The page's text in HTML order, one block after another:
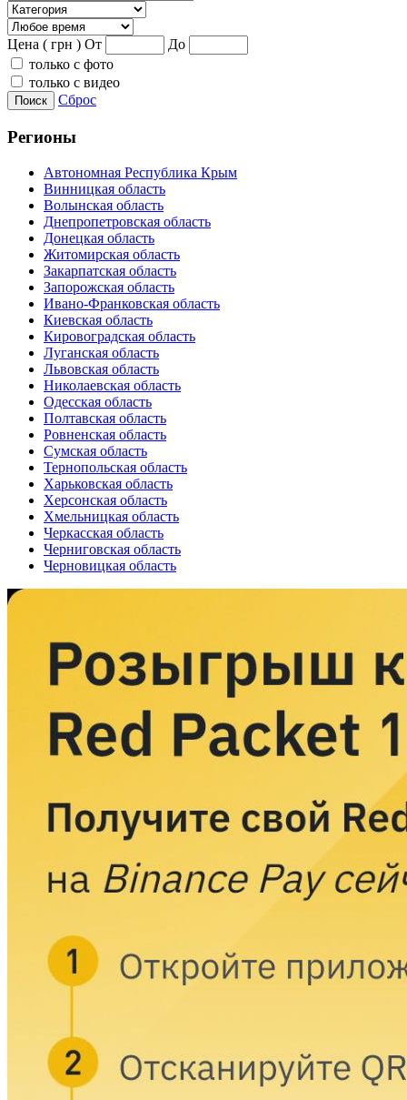
Цена ( грн ) От
До
только с фото
только с видео
Поиск Сброс
Регионы
Автономная Республика Крым
Винницкая область
Волынская область
Днепропетровская область
Донецкая область
Житомирская область
Закарпатская область
Запорожская область
Ивано-Франковская область
Киевская область
Кировоградская область
Луганская область
Львовская область
Николаевская область
Одесская область
Полтавская область
Ровненская область
Сумская область
Тернопольская область
Харьковская область
Херсонская область
Хмельницкая область
Черкасская область
Черниговская область
Черновицкая область